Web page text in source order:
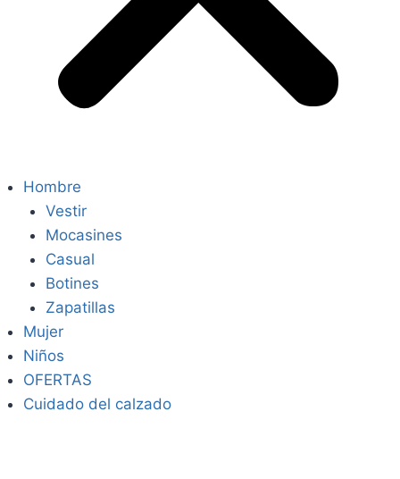
Hombre
Vestir
Mocasines
Casual
Botines
Zapatillas
Mujer
Niños
OFERTAS
Cuidado del calzado